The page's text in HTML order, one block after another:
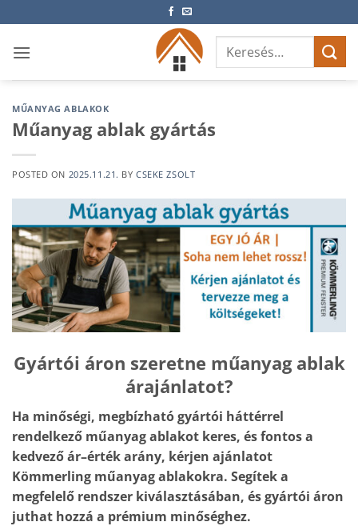
to
content
Keresés
következőre:
MŰANYAG ABLAKOK
Műanyag ablak gyártás
POSTED ON 2025.11.21. BYCSEKE ZSOLT
Gyártói áron szeretne műanyag ablak
árajánlatot?
Ha minőségi, megbízható gyártói háttérrel
rendelkező műanyag ablakot keres, és fontos a
kedvező ár–érték arány, kérjen ajánlatot
Kömmerling műanyag ablakokra. Segítek a
megfelelő rendszer kiválasztásában, és gyártói áron
juthat hozzá a prémium minőséghez.